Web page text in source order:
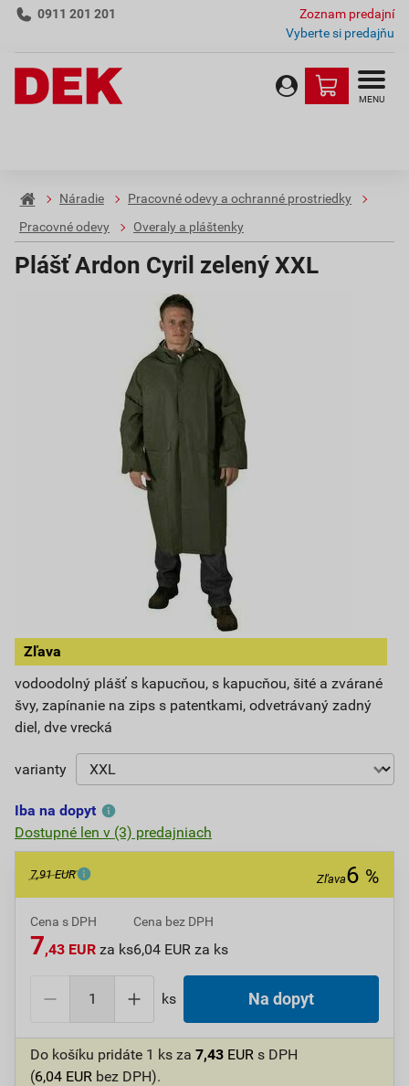
0911 201 201
Zoznam predajní
Vyberte si predajňu
MENU
Náradie
Pracovné odevy a ochranné prostriedky
Pracovné odevy
Overaly a pláštenky
Plášť Ardon Cyril zelený XXL
Zľava
vodoodolný plášť s kapucňou, s kapucňou, šité a zvárané
švy, zapínanie na zips s patentkami, odvetrávaný zadný
diel, dve vrecká
varianty
Iba na dopyt
Dostupné len v (3) predajniach
7,91 EUR Zľava6 %
Cena s DPH
7,43 EUR za ks
Cena bez DPH
6,04 EUR za ks
ks Na dopyt
Do košíku pridáte 1 ks za 7,43 EUR s DPH
(6,04 EUR bez DPH).